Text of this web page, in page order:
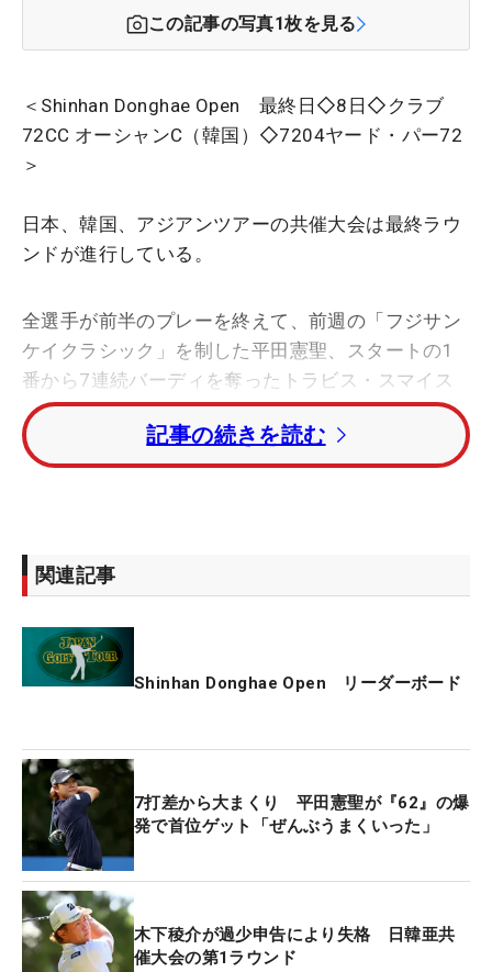
この記事の写真1枚を見る
＜Shinhan Donghae Open 最終日◇8日◇クラブ
72CC オーシャンC（韓国）◇7204ヤード・パー72
＞
日本、韓国、アジアンツアーの共催大会は最終ラウ
ンドが進行している。
全選手が前半のプレーを終えて、前週の「フジサン
ケイクラシック」を制した平田憲聖、スタートの1
番から7連続バーディを奪ったトラビス・スマイス
（オーストラリア）がトータル21アンダーで首位タ
イに並んでいる。
石川遼は3つのバーディを奪い、トータル10アンダ
記事の続きを読む
関連記事
Shinhan Donghae Open リーダーボード
7打差から大まくり 平田憲聖が『62』の爆
発で首位ゲット「ぜんぶうまくいった」
木下稜介が過少申告により失格 日韓亜共
催大会の第1ラウンド